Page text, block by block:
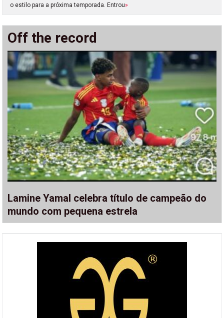
o estilo para a próxima temporada. Entrou»
Off the record
Lamine Yamal celebra título de campeão do
mundo com pequena estrela